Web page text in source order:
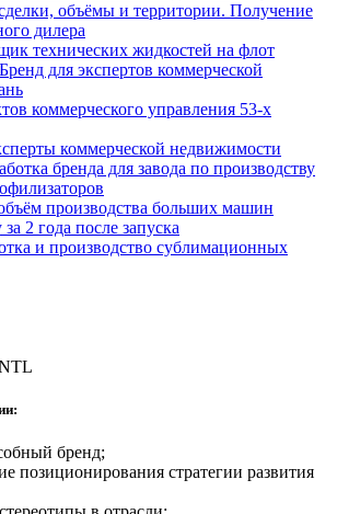
объёмы и территории. Получение
дилера
технических жидкостей на флот
коммерческого управления 53-х
коммерческой недвижимости
производства больших машин
2 года после запуска
и производство сублимационных
бренд;
позиционирования стратегии развития